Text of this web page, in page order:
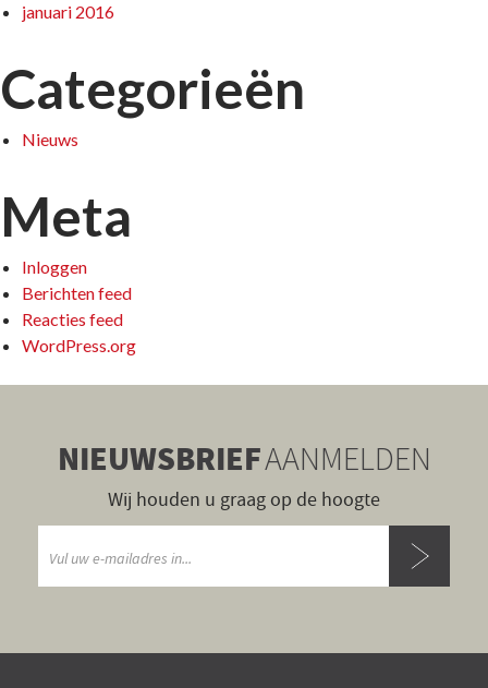
januari 2016
Categorieën
Nieuws
Meta
Inloggen
Berichten feed
Reacties feed
WordPress.org
NIEUWSBRIEFAANMELDEN
Wij houden u graag op de hoogte